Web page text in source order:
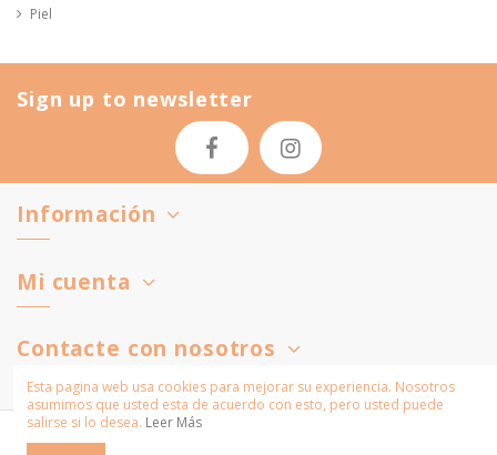
Piel
Sign up to newsletter
Información
Mi cuenta
Contacte con nosotros
Esta pagina web usa cookies para mejorar su experiencia. Nosotros
asumimos que usted esta de acuerdo con esto, pero usted puede
salirse si lo desea. Leer Más